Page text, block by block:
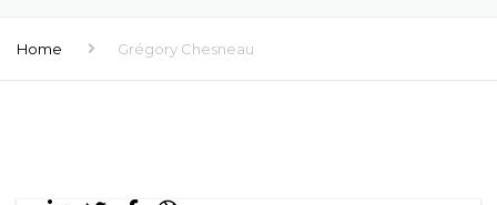
Home Grégory Chesneau